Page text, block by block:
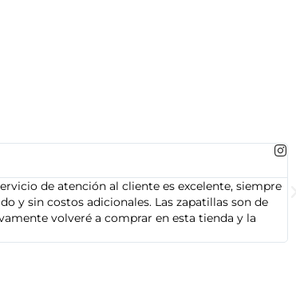
de atención al cliente es excelente, siempre
y sin costos adicionales. Las zapatillas son de
volveré a comprar en esta tienda y la